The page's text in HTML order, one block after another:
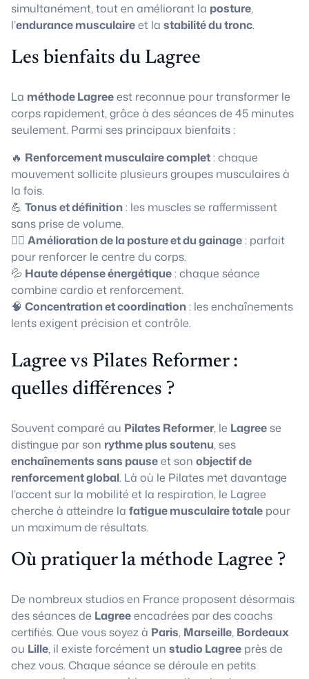
simultanément, tout en améliorant la posture,
l’endurance musculaireet la stabilité du tronc.
Les bienfaits du Lagree
La méthode Lagreeest reconnue pour transformer le
corps rapidement, grâce à des séances de 45 minutes
seulement. Parmi ses principaux bienfaits :
🔥 Renforcement musculaire complet: chaque
mouvement sollicite plusieurs groupes musculaires à
la fois.
💪 Tonus et définition: les muscles se raffermissent
sans prise de volume.
🧘‍♀️ Amélioration de la posture et du gainage: parfait
pour renforcer le centre du corps.
💦 Haute dépense énergétique: chaque séance
combine cardio et renforcement.
🧠 Concentration et coordination: les enchaînements
lents exigent précision et contrôle.
Lagree vs Pilates Reformer :
quelles différences ?
Souvent comparé au Pilates Reformer, le Lagree se
distingue par son rythme plus soutenu, ses
enchaînements sans pauseet son objectif de
renforcement global. Là où le Pilates met davantage
l’accent sur la mobilité et la respiration, le Lagree
cherche à atteindre la fatigue musculaire totale pour
un maximum de résultats.
Où pratiquer la méthode Lagree ?
De nombreux studios en France proposent désormais
des séances de Lagreeencadrées par des coachs
certifiés. Que vous soyez à Paris, Marseille, Bordeaux
ou Lille, il existe forcément un studio Lagree près de
chez vous. Chaque séance se déroule en petits